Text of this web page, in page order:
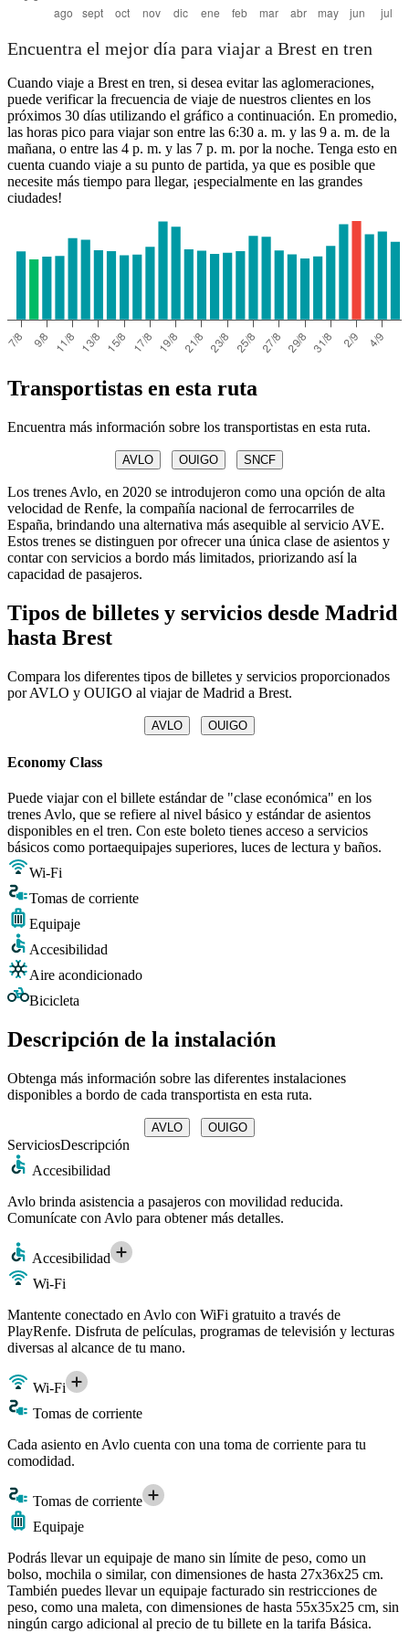
Encuentra el mejor día para viajar a Brest en tren
Cuando viaje a Brest en tren, si desea evitar las aglomeraciones,
puede verificar la frecuencia de viaje de nuestros clientes en los
próximos 30 días utilizando el gráfico a continuación. En promedio,
las horas pico para viajar son entre las 6:30 a. m. y las 9 a. m. de la
mañana, o entre las 4 p. m. y las 7 p. m. por la noche. Tenga esto en
cuenta cuando viaje a su punto de partida, ya que es posible que
necesite más tiempo para llegar, ¡especialmente en las grandes
ciudades!
Transportistas en esta ruta
Encuentra más información sobre los transportistas en esta ruta.
AVLO OUIGO SNCF
Los trenes Avlo, en 2020 se introdujeron como una opción de alta
velocidad de Renfe, la compañía nacional de ferrocarriles de
España, brindando una alternativa más asequible al servicio AVE.
Estos trenes se distinguen por ofrecer una única clase de asientos y
contar con servicios a bordo más limitados, priorizando así la
capacidad de pasajeros.
Tipos de billetes y servicios desde Madrid
hasta Brest
Compara los diferentes tipos de billetes y servicios proporcionados
por AVLO y OUIGO al viajar de Madrid a Brest.
AVLO OUIGO
Economy Class
Puede viajar con el billete estándar de "clase económica" en los
trenes Avlo, que se refiere al nivel básico y estándar de asientos
disponibles en el tren. Con este boleto tienes acceso a servicios
básicos como portaequipajes superiores, luces de lectura y baños.
Wi-Fi
Tomas de corriente
Equipaje
Accesibilidad
Aire acondicionado
Bicicleta
Descripción de la instalación
Obtenga más información sobre las diferentes instalaciones
disponibles a bordo de cada transportista en esta ruta.
AVLO OUIGO
ServiciosDescripción
Accesibilidad
Avlo brinda asistencia a pasajeros con movilidad reducida.
Comunícate con Avlo para obtener más detalles.
Accesibilidad
Wi-Fi
Mantente conectado en Avlo con WiFi gratuito a través de
PlayRenfe. Disfruta de películas, programas de televisión y lecturas
diversas al alcance de tu mano.
Wi-Fi
Tomas de corriente
Cada asiento en Avlo cuenta con una toma de corriente para tu
comodidad.
Tomas de corriente
Equipaje
Podrás llevar un equipaje de mano sin límite de peso, como un
bolso, mochila o similar, con dimensiones de hasta 27x36x25 cm.
También puedes llevar un equipaje facturado sin restricciones de
peso, como una maleta, con dimensiones de hasta 55x35x25 cm, sin
ningún cargo adicional al precio de tu billete en la tarifa Básica.